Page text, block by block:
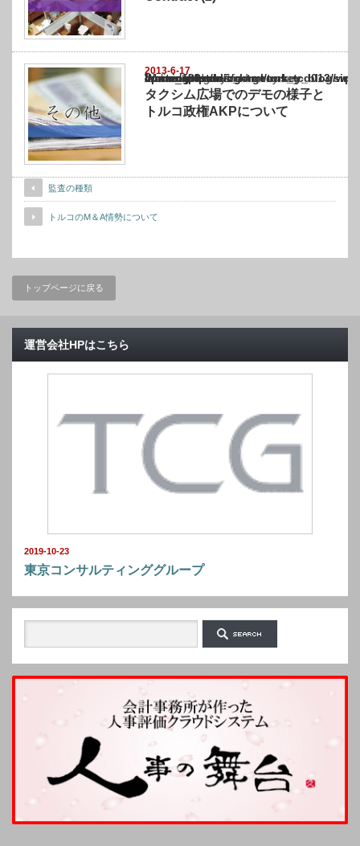
2013-6-17
Warning
: Undefined array key "show_category" in
/home/netst/kuno-cpa.co.jp/public_html/turkey_blog/wp-content/themes/
on line183
タクシム広場でのデモの様子と
トルコ政権AKPについて
監査の種類
トルコのM＆A情勢について
トップページに戻る
運営会社HPはこちら
2019-10-23
東京コンサルティンググループ